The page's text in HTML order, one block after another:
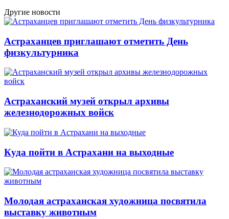
Другие новости
Астраханцев приглашают отметить День
физкультурника
Астраханский музей открыл архивы
железнодорожных войск
Куда пойти в Астрахани на выходные
Молодая астраханская художница посвятила
выставку животным